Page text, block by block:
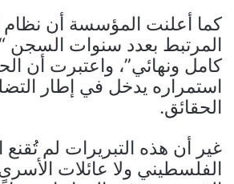
كما أعلنت المؤسسة أن نظام
المرتبط بعدد سنوات السجن
كامل ونهائي”، واعتبرت أن
استمراره يدخل في إطار
الحقائق.
غير أن هذه التبريرات لم تُقنع
الفلسطيني ولا عائلات